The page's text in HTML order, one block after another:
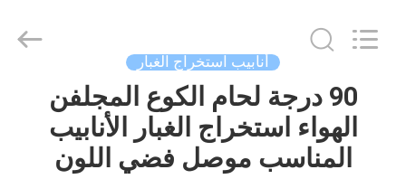
المنزل
منتجات
TRADE
CO.,LTD.
أنابيب استخراج الغبار
90 درجة لحام الكوع المجلفن
الهواء استخراج الغبار الأنابيب
المناسب موصل فضي اللون